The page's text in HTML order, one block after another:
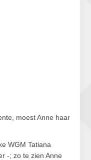
moest Anne haar
WGM Tatiana
-; zo te zien Anne